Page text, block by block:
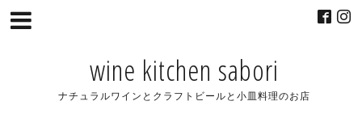
wine kitchen sabori
ナチュラルワインとクラフトビールと小皿料理のお店